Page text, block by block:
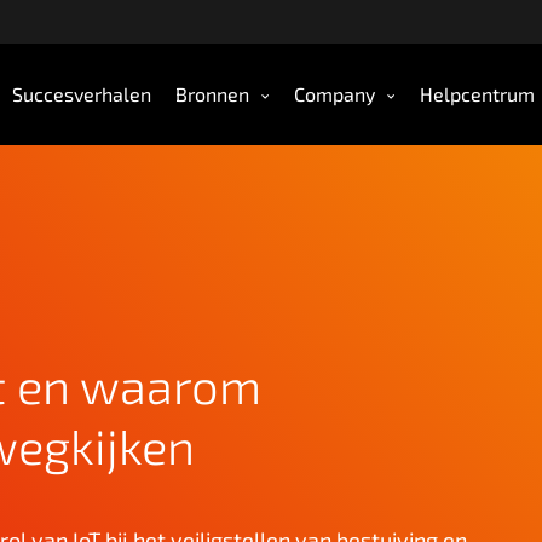
Succesverhalen Bronnen Company Helpcentrum
en waarom